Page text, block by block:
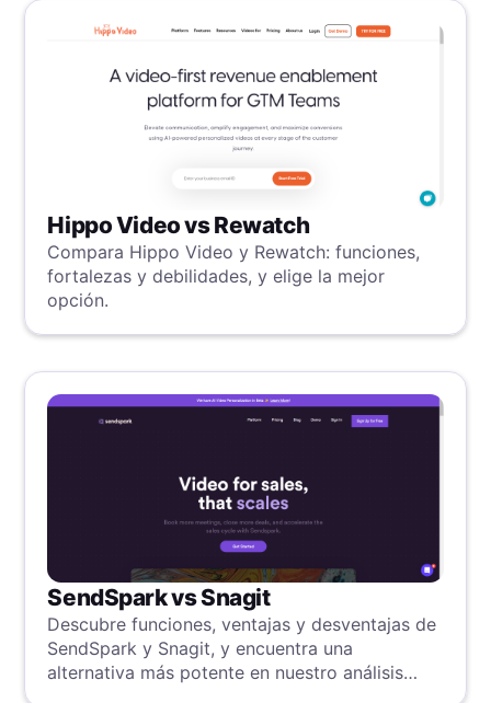
Hippo Video vs Rewatch
Compara Hippo Video y Rewatch: funciones,
fortalezas y debilidades, y elige la mejor
opción.
SendSpark vs Snagit
Descubre funciones, ventajas y desventajas de
SendSpark y Snagit, y encuentra una
alternativa más potente en nuestro análisis